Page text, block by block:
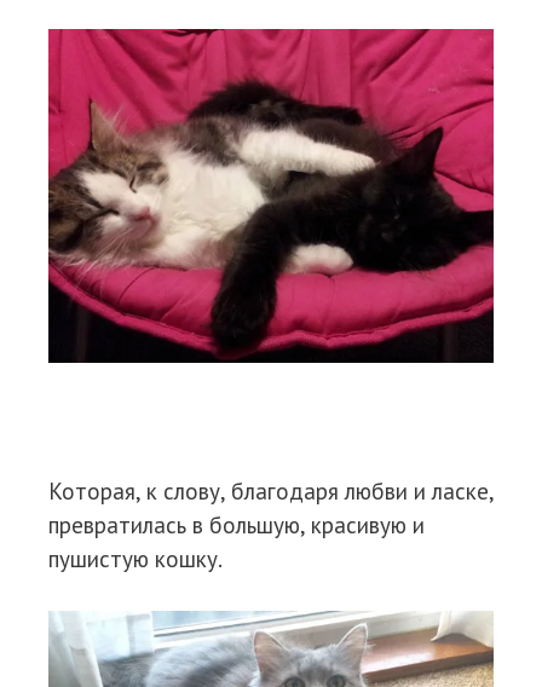
Которая, к слову, благодаря любви и ласке,
превратилась в большую, красивую и
пушистую кошку.